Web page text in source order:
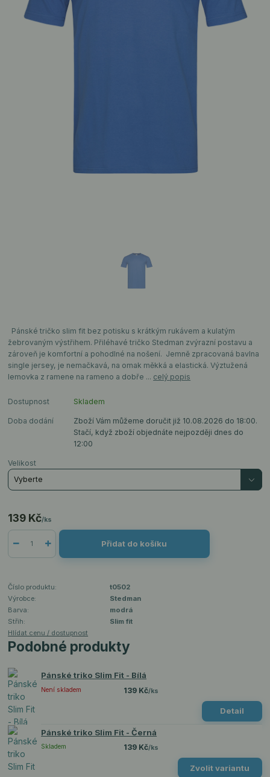
Pánské tričko slim fit bez potisku s krátkým rukávem a kulatým
žebrovaným výstřihem. Přiléhavé tričko Stedman zvýrazní postavu a
zároveň je komfortní a pohodlné na nošení. Jemně zpracovaná bavlna
single jersey, je nemačkavá, na omak měkká a elastická. Výztužená
lemovka z ramene na rameno a dobře ... celý popis
Dostupnost Skladem
Doba dodání
Zboží Vám můžeme doručit již 10.08.2026 do 18:00.
Stačí, když zboží objednáte nejpozději dnes do
12:00
Velikost
139 Kč/ks
Přidat do košíku
Číslo produktu:
t0502
Výrobce:
Stedman
Barva:
modrá
Střih:
Slim fit
Hlídat cenu / dostupnost
Podobné produkty
Pánské triko Slim Fit - Bílá
139 Kč/ks
Není skladem
Detail
Pánské triko Slim Fit - Černá
139 Kč/ks
Skladem
Zvolit variantu